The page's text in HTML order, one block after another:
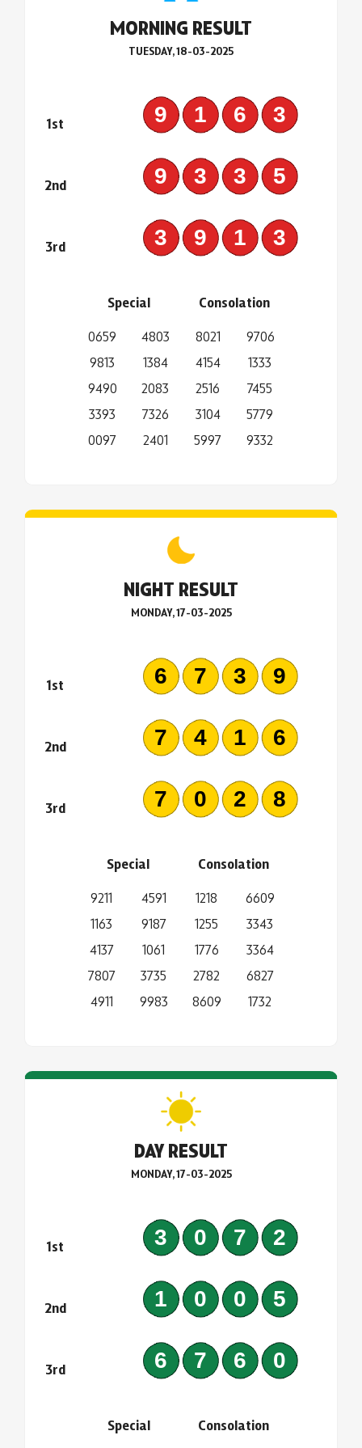
MORNING RESULT
TUESDAY, 18-03-2025
1st 9163
2nd 9335
3rd 3913
Special
0659
9813
9490
3393
0097
4803
1384
2083
7326
2401
Consolation
8021
4154
2516
3104
5997
9706
1333
7455
5779
9332
NIGHT RESULT
MONDAY, 17-03-2025
1st 6739
2nd 7416
3rd 7028
Special
9211
1163
4137
7807
4911
4591
9187
1061
3735
9983
Consolation
1218
1255
1776
2782
8609
6609
3343
3364
6827
1732
DAY RESULT
MONDAY, 17-03-2025
1st 3072
2nd 1005
3rd 6760
Special
Consolation